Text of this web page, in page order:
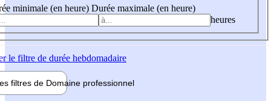
minimale (en heure) Durée maximale (en heure)
heures
le filtre de durée hebdomadaire
filtres de Domaine professionnel